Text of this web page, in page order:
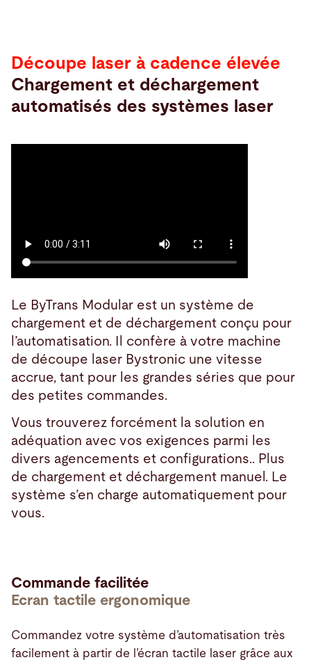
Découpe laser à cadence élevée
Chargement et déchargement
automatisés des systèmes laser
Le ByTrans Modular est un système de
chargement et de déchargement conçu pour
l’automatisation. Il confère à votre machine
de découpe laser Bystronic une vitesse
accrue, tant pour les grandes séries que pour
des petites commandes.
Vous trouverez forcément la solution en
adéquation avec vos exigences parmi les
divers agencements et configurations.. Plus
de chargement et déchargement manuel. Le
système s’en charge automatiquement pour
vous.
Commande facilitée
Ecran tactile ergonomique
Commandez votre système d’automatisation très
facilement à partir de l’écran tactile laser grâce aux